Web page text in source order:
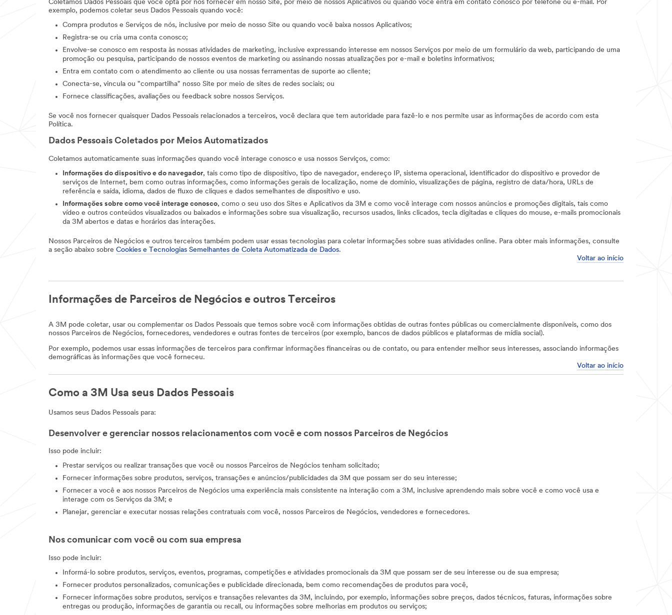
Coletamos Dados Pessoais que você opta por nos fornecer em nosso Site, por meio de nossos Aplicativos ou quando você entra em contato conosco por telefone ou e-mail. Por
exemplo, podemos coletar seus Dados Pessoais quando você:
Compra produtos e Serviços de nós, inclusive por meio de nosso Site ou quando você baixa nossos Aplicativos;
Registra-se ou cria uma conta conosco;
Envolve-se conosco em resposta às nossas atividades de marketing, inclusive expressando interesse em nossos Serviços por meio de um formulário da web, participando de uma
promoção ou pesquisa, participando de nossos eventos de marketing ou assinando nossas atualizações por e-mail e boletins informativos;
Entra em contato com o atendimento ao cliente ou usa nossas ferramentas de suporte ao cliente;
Conecta-se, vincula ou "compartilha" nosso Site por meio de sites de redes sociais; ou
Fornece classificações, avaliações ou feedback sobre nossos Serviços.
Se você nos fornecer quaisquer Dados Pessoais relacionados a terceiros, você declara que tem autoridade para fazê-lo e nos permite usar as informações de acordo com esta
Política.
Dados Pessoais Coletados por Meios Automatizados
Coletamos automaticamente suas informações quando você interage conosco e usa nossos Serviços, como:
Informações do dispositivo e do navegador, tais como tipo de dispositivo, tipo de navegador, endereço IP, sistema operacional, identificador do dispositivo e provedor de
serviços de Internet, bem como outras informações, como informações gerais de localização, nome de domínio, visualizações de página, registro de data/hora, URLs de
referência e saída, idioma, dados de fluxo de cliques e dados semelhantes de dispositivo e uso.
Informações sobre como você interage conosco, como o seu uso dos Sites e Aplicativos da 3M e como você interage com nossos anúncios e promoções digitais, tais como
vídeo e outros conteúdos visualizados ou baixados e informações sobre sua visualização, recursos usados, links clicados, tecla digitadas e cliques do mouse, e-mails promocionais
da 3M abertos e datas e horários das interações.
Nossos Parceiros de Negócios e outros terceiros também podem usar essas tecnologias para coletar informações sobre suas atividades online. Para obter mais informações, consulte
a seção abaixo sobre Cookies e Tecnologias Semelhantes de Coleta Automatizada de Dados.
Voltar ao início
Informações de Parceiros de Negócios e outros Terceiros
A 3M pode coletar, usar ou complementar os Dados Pessoais que temos sobre você com informações obtidas de outras fontes públicas ou comercialmente disponíveis, como dos
nossos Parceiros de Negócios, fornecedores, vendedores e outras fontes de terceiros (por exemplo, bancos de dados públicos e plataformas de mídia social).
Por exemplo, podemos usar essas informações de terceiros para confirmar informações financeiras ou de contato, ou para entender melhor seus interesses, associando informações
demográficas às informações que você forneceu.
Voltar ao início
Como a 3M Usa seus Dados Pessoais
Usamos seus Dados Pessoais para:
Desenvolver e gerenciar nossos relacionamentos com você e com nossos Parceiros de Negócios
Isso pode incluir:
Prestar serviços ou realizar transações que você ou nossos Parceiros de Negócios tenham solicitado;
Fornecer informações sobre produtos, serviços, transações e anúncios/publicidades da 3M que possam ser do seu interesse;
Fornecer a você e aos nossos Parceiros de Negócios uma experiência mais consistente na interação com a 3M, inclusive aprendendo mais sobre você e como você usa e
interage com os Serviços da 3M; e
Planejar, gerenciar e executar nossas relações contratuais com você, nossos Parceiros de Negócios, vendedores e fornecedores.
Nos comunicar com você ou com sua empresa
Isso pode incluir:
Informá-lo sobre produtos, serviços, eventos, programas, competições e atividades promocionais da 3M que possam ser de seu interesse ou de sua empresa;
Fornecer produtos personalizados, comunicações e publicidade direcionada, bem como recomendações de produtos para você,
Fornecer informações sobre produtos, serviços e transações relevantes da 3M, incluindo, por exemplo, informações sobre preços, dados técnicos, faturas, informações sobre
entregas ou produção, informações de garantia ou recall, ou informações sobre melhorias em produtos ou serviços;